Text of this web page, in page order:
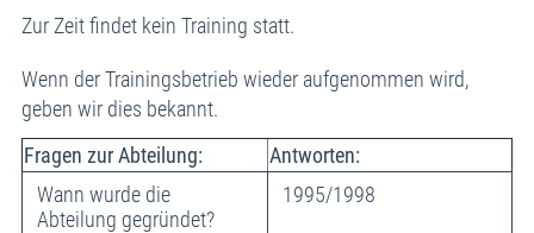
Zur Zeit findet kein Training statt.
Wenn der Trainingsbetrieb wieder aufgenommen wird,
geben wir dies bekannt.
Fragen zur Abteilung:
Antworten:
Wann wurde die
Abteilung gegründet?
1995/1998